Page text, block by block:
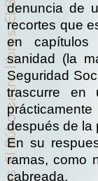
denuncia de
recortes que
en
sanidad (la
Seguridad
trascurre en
después de la
En su
ramas, como
cabreada.